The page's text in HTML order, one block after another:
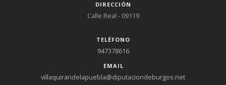
DIRECCIÓN
Calle Real - 09119
TELÉFONO
947378616
EMAIL
villaquirandelapuebla@diputaciondeburgos.net